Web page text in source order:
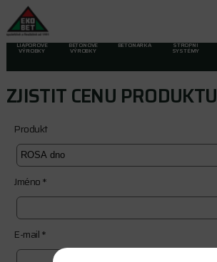
LIAPOROVÉ
VÝROBKY
BETONOVÉ
VÝROBKY
BETONÁRKA STROPNÍ
SYSTÉMY
ZJISTIT CENU PRODUKTU
Produkt
Jméno *
E-mail *